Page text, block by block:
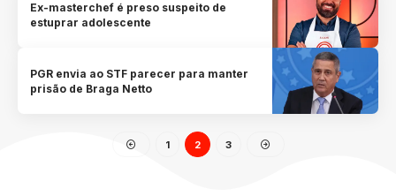
Ex-masterchef é preso suspeito de
estuprar adolescente
PGR envia ao STF parecer para manter
prisão de Braga Netto
1 2 3